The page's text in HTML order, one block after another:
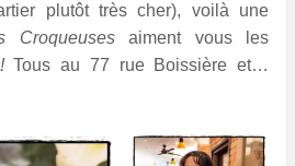
plutôt très cher), voilà une
Croqueusesaiment vous les
Tous au 77 rue Boissière et…